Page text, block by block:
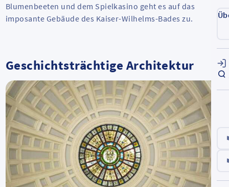
Blumenbeeten und dem Spielkasino geht es auf das
imposante Gebäude des Kaiser-Wilhelms-Bades zu.
Geschichtsträchtige Architektur